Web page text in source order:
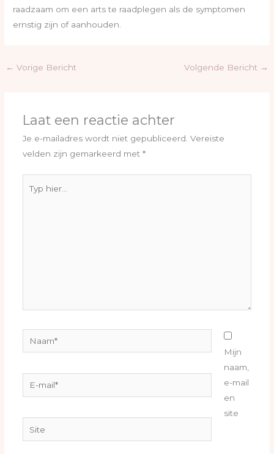
raadzaam om een arts te raadplegen als de symptomen
ernstig zijn of aanhouden.
← Vorige Bericht Volgende Bericht →
Laat een reactie achter
Je e-mailadres wordt niet gepubliceerd. Vereiste
velden zijn gemarkeerd met *
hier...
mail*
Site
Mijn
naam,
e-mail
en
site